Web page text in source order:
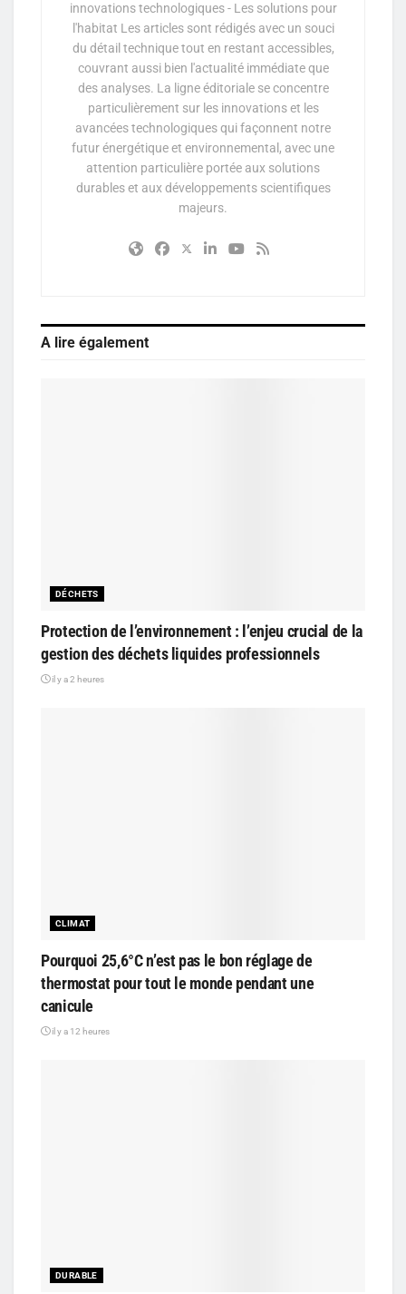
innovations technologiques - Les solutions pour
l'habitat Les articles sont rédigés avec un souci
du détail technique tout en restant accessibles,
couvrant aussi bien l'actualité immédiate que
des analyses. La ligne éditoriale se concentre
particulièrement sur les innovations et les
avancées technologiques qui façonnent notre
futur énergétique et environnemental, avec une
attention particulière portée aux solutions
durables et aux développements scientifiques
majeurs.
A lire également
DÉCHETS
Protection de l’environnement : l’enjeu crucial de la
gestion des déchets liquides professionnels
il y a 2 heures
CLIMAT
Pourquoi 25,6°C n’est pas le bon réglage de
thermostat pour tout le monde pendant une
canicule
il y a 12 heures
DURABLE